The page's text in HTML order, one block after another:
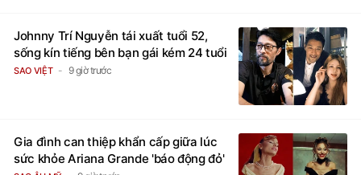
Johnny Trí Nguyễn tái xuất tuổi 52,
sống kín tiếng bên bạn gái kém 24 tuổi
SAO VIỆT 9 giờ trước
Gia đình can thiệp khẩn cấp giữa lúc
sức khỏe Ariana Grande 'báo động đỏ'